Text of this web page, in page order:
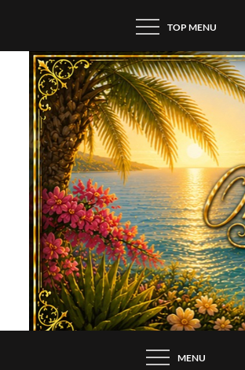
content
TOP MENU
MENU